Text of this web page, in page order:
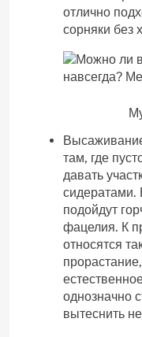
отлично
сорняки без
там, где
давать
сидератами.
подойдут
фацелия. К
относятся
однозначно
вытеснить